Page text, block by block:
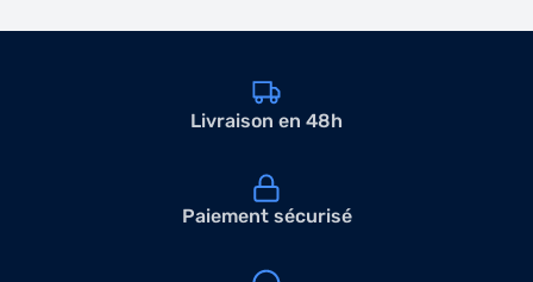
Livraison en 48h
Paiement sécurisé